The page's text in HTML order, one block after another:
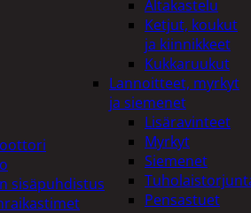
Altakastelu
Ketjut, koukut
ja kiinnikkeet
Kukkaruukut
Lannoitteet, myrkyt
ja siemenet
Lisäravinteet
Myrkyt
Siemenet
Pensastuet
sisäpuhdistus